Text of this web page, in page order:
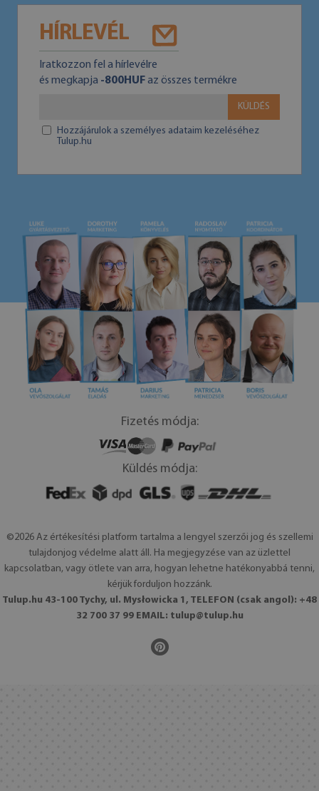
HÍRLEVÉL
Iratkozzon fel a hírlevélre
és megkapja -800HUFaz összes termékre
KÜLDÉS
Hozzájárulok a személyes adataim kezeléséhez
Tulup.hu
Fizetés módja:
Küldés módja:
©2026 Az értékesítési platform tartalma a lengyel szerzői jog és szellemi
tulajdonjog védelme alatt áll. Ha megjegyzése van az üzlettel
kapcsolatban, vagy ötlete van arra, hogyan lehetne hatékonyabbá tenni,
kérjük forduljon hozzánk.
Tulup.hu 43-100 Tychy, ul. Mysłowicka 1, TELEFON (csak angol): +48
32 700 37 99 EMAIL: tulup@tulup.hu